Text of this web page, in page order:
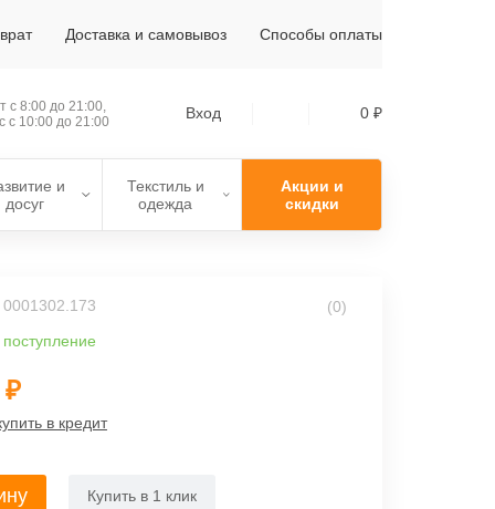
Доставка и самовывоз Способы оплаты
с 8:00 до 21:00,
с 10:00 до 21:00
Вход 0 ₽
и
досуг
Текстиль и
одежда
Акции и
скидки
0001302.173
(0)
₽
в кредит
Купить в 1 клик